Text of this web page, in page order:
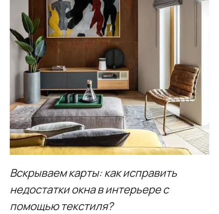
Вскрываем карты: как исправить
недостатки окна в интерьере с
помощью текстиля?